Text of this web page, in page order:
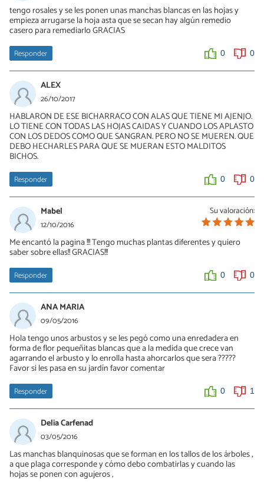
tengo rosales y se les ponen unas manchas blancas en las hojas y
empieza arrugarse la hoja asta que se secan hay algún remedio
casero para remediarlo GRACIAS
Responder 0 0
ALEX
26/10/2017
HABLARON DE ESE BICHARRACO CON ALAS QUE TIENE MI AJENJO.
LO TIENE CON TODAS LAS HOJAS CAIDAS Y CUANDO LOS APLASTO
CON LOS DEDOS COMO QUE SANGRAN. PERO NO SE MUEREN. QUE
DEBO HECHARLES PARA QUE SE MUERAN ESTO MALDITOS
BICHOS.
Responder 0 0
Su valoración:
Mabel
12/10/2016
Me encantó la pagina !!! Tengo muchas plantas diferentes y quiero
saber sobre ellas!! GRACIAS!!!
Responder 0 0
ANA MARIA
09/05/2016
Hola tengo unos arbustos y se les pegó como una enredadera en
forma de flor pequeñitas blancas que a la medida que crece van
agarrando el arbusto y lo enrolla hasta ahorcarlos que sera ?????
Favor si les pasa en su jardín favor comentar
Responder 0 1
Delia Carfenad
03/05/2016
Las manchas blanquinosas que se forman en los tallos de los árboles ,
a que plaga corresponde y cómo debo combatirlas y cuando las
hojas se ponen con agujeros ,